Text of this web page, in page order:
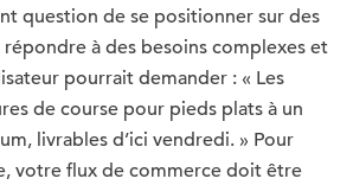
question de se positionner sur des
répondre à des besoins complexes et
pourrait demander : « Les
de course pour pieds plats à un
livrables d’ici vendredi. » Pour
votre flux de commerce doit être